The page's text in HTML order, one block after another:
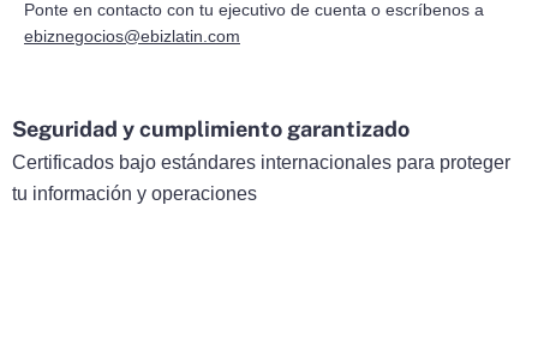
Ponte en contacto con tu ejecutivo de cuenta o escríbenos a
ebiznegocios@ebizlatin.com
Seguridad y cumplimiento garantizado
Certificados bajo estándares internacionales para proteger
tu información y operaciones